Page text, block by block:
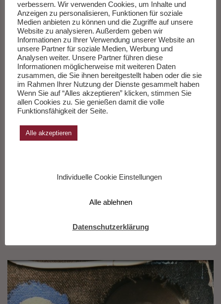
Fragen und die Antworten.Weiterlesen…
___________
Die Sachbücher des Monats Juli 2026
Herausgegeben von Andreas Wang.
verbessern. Wir verwenden Cookies, um Inhalte und
Anzeigen zu personalisieren, Funktionen für soziale
Medien anbieten zu können und die Zugriffe auf unsere
Website zu analysieren. Außerdem geben wir
Informationen zu Ihrer Verwendung unserer Website an
unsere Partner für soziale Medien, Werbung und
Analysen weiter. Unsere Partner führen diese
Informationen möglicherweise mit weiteren Daten
zusammen, die Sie ihnen bereitgestellt haben oder die sie
im Rahmen Ihrer Nutzung der Dienste gesammelt haben
Wenn Sie auf “Alles akzeptieren” klicken, stimmen Sie
allen Cookies zu. Sie genießen damit die volle
Funktionsfähigkeit der Seite.
Alle akzeptieren
Individuelle Cookie Einstellungen
Alle ablehnen
Datenschutzerklärung